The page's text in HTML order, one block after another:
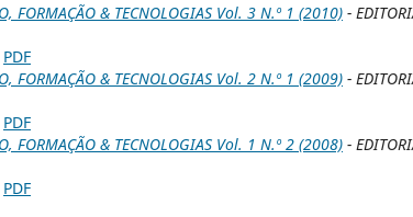
FORMAÇÃO & TECNOLOGIAS Vol. 3 N.º 1 (2010) -
PDF
FORMAÇÃO & TECNOLOGIAS Vol. 2 N.º 1 (2009) -
PDF
FORMAÇÃO & TECNOLOGIAS Vol. 1 N.º 2 (2008) -
PDF